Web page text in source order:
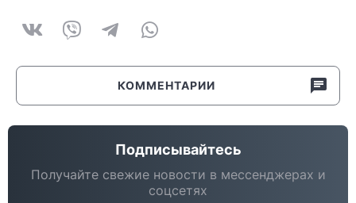
КОММЕНТАРИИ
Подписывайтесь
Получайте свежие новости в мессенджерах и
соцсетях